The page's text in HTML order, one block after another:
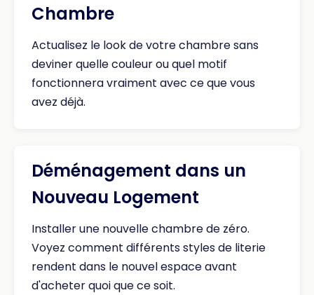
Chambre
Actualisez le look de votre chambre sans
deviner quelle couleur ou quel motif
fonctionnera vraiment avec ce que vous
avez déjà.
Déménagement dans un
Nouveau Logement
Installer une nouvelle chambre de zéro.
Voyez comment différents styles de literie
rendent dans le nouvel espace avant
d'acheter quoi que ce soit.